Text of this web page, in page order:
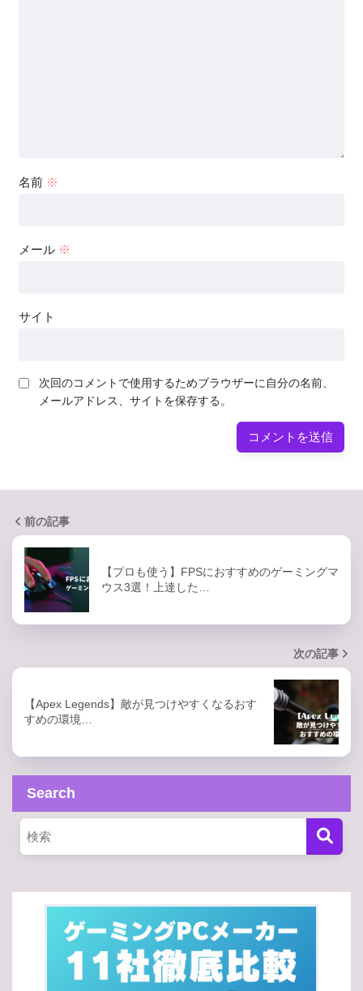
名前 ※
メール ※
サイト
次回のコメントで使用するためブラウザーに自分の名前、
メールアドレス、サイトを保存する。
前の記事
【プロも使う】FPSにおすすめのゲーミングマ
ウス3選！上達した…
次の記事
【Apex Legends】敵が見つけやすくなるおす
すめの環境…
Search